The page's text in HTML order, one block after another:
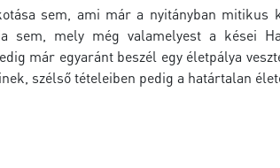
sem, ami már a nyitányban mitikus
sem, mely még valamelyest a kései
már egyaránt beszél egy életpálya
szélső tételeiben pedig a határtalan